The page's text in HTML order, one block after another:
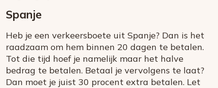
Spanje
Heb je een verkeersboete uit Spanje? Dan is het
raadzaam om hem binnen 20 dagen te betalen.
Tot die tijd hoef je namelijk maar het halve
bedrag te betalen. Betaal je vervolgens te laat?
Dan moet je juist 30 procent extra betalen. Let